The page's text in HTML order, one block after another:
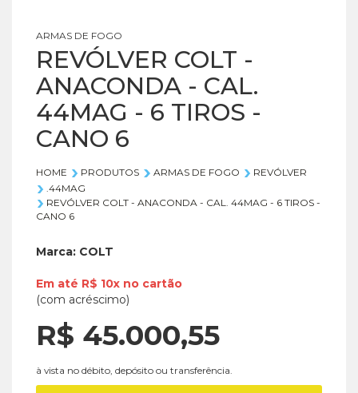
ARMAS DE FOGO
REVÓLVER COLT -
ANACONDA - CAL.
44MAG - 6 TIROS -
CANO 6
HOME PRODUTOS ARMAS DE FOGO
REVÓLVER
.44MAG
REVÓLVER COLT - ANACONDA - CAL. 44MAG - 6 TIROS -
CANO 6
Marca: COLT
Em até R$ 10x no cartão
(com acréscimo)
R$ 45.000,55
à vista no débito, depósito ou transferência.